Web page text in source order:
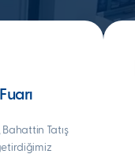
Tatış